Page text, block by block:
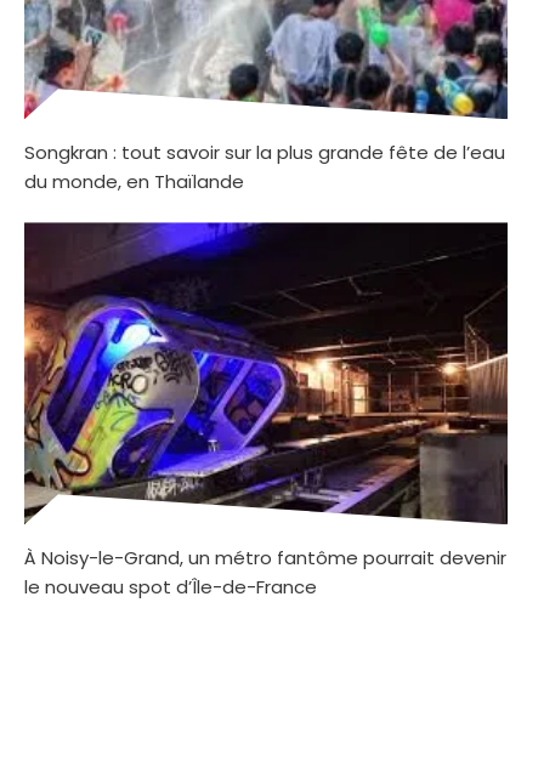
Songkran : tout savoir sur la plus grande fête de l’eau
du monde, en Thaïlande
À Noisy-le-Grand, un métro fantôme pourrait devenir
le nouveau spot d’Île-de-France